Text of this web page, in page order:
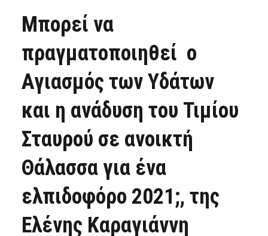
Μπορεί να
πραγματοποιηθεί ο
Αγιασμός των Υδάτων
και η ανάδυση του Τιμίου
Σταυρού σε ανοικτή
Θάλασσα για ένα
ελπιδοφόρο 2021;, της
Ελένης Καραγιάννη